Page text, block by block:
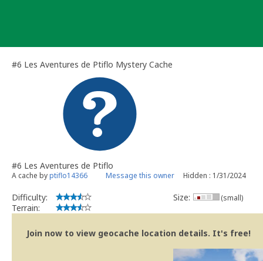
#6 Les Aventures de Ptiflo Mystery Cache
#6 Les Aventures de Ptiflo
A cache byptiflo14366 Message this owner Hidden : 1/31/2024
Difficulty:
Terrain:
Size: (small)
Join now to view geocache location details. It's free!